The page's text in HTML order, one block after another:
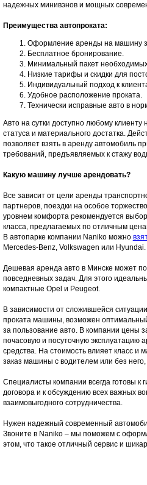
надежных минивэнов и мощных
Преимущества автопроката:
Оформление аренды на машину
Бесплатное бронирование.
Минимальный пакет
Низкие тарифы и скидки для
Индивидуальный подход к
Удобное расположение проката.
Технически исправные авто в
Авто на сутки доступно любому клиенту
статуса и материального достатка.
позволяет взять в аренду автомобиль
требований, предъявляемых к стажу
Какую машину лучше арендовать?
Все зависит от цели аренды
партнеров, поездки на особое
уровнем комфорта рекомендуется
класса, предлагаемых по отличным
В автопарке компании Naniko можно
Mercedes-Benz, Volkswagen или Hyundai.
Дешевая аренда авто в Минске может
повседневных задач. Для этого
компактные Opel и Peugeot.
В зависимости от сложившейся
проката машины, возможен
за пользование авто. В компании цены
почасовую и посуточную эксплуатацию
средства. На стоимость влияет класс и
заказ машины с водителем или без
Специалисты компании всегда готовы к
договора и к обсуждению всех важных
взаимовыгодного сотрудничества.
Нужен надежный современный
Звоните в Naniko – мы поможем с
этом, что такое отличный сервис и